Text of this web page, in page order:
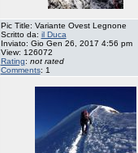
Pic Title: Variante Ovest Legnone
Scritto da: il Duca
Inviato: Gio Gen 26, 2017 4:56 pm
View: 126072
Rating: not rated
Comments: 1